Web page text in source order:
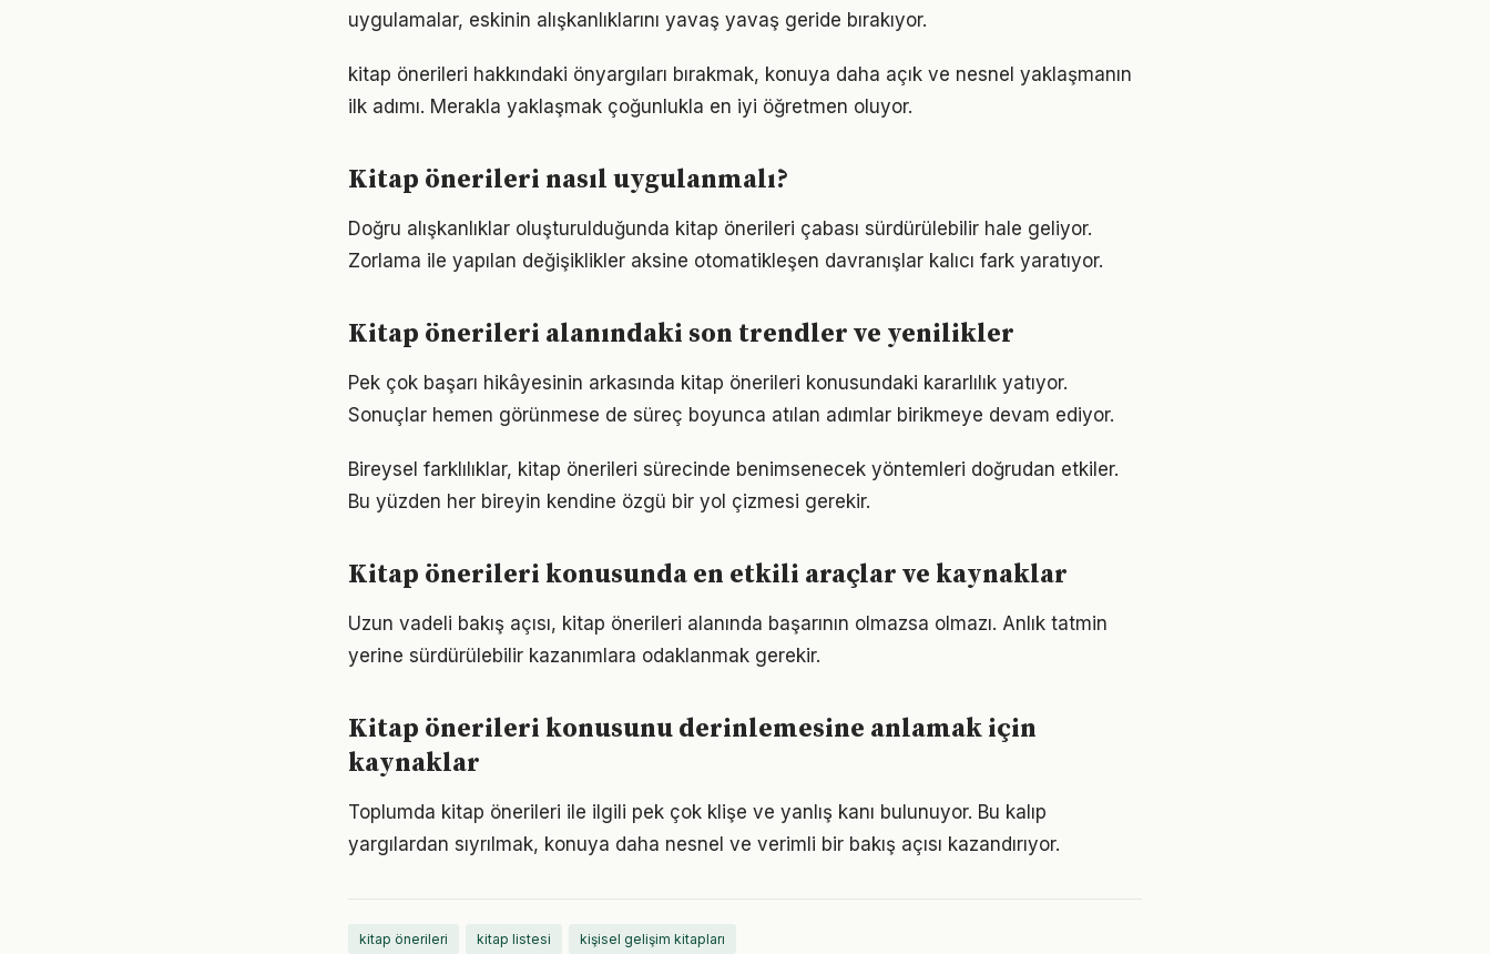
uygulamalar, eskinin alışkanlıklarını yavaş yavaş geride bırakıyor.
kitap önerileri hakkındaki önyargıları bırakmak, konuya daha açık ve nesnel yaklaşmanın
ilk adımı. Merakla yaklaşmak çoğunlukla en iyi öğretmen oluyor.
Kitap önerileri nasıl uygulanmalı?
Doğru alışkanlıklar oluşturulduğunda kitap önerileri çabası sürdürülebilir hale geliyor.
Zorlama ile yapılan değişiklikler aksine otomatikleşen davranışlar kalıcı fark yaratıyor.
Kitap önerileri alanındaki son trendler ve yenilikler
Pek çok başarı hikâyesinin arkasında kitap önerileri konusundaki kararlılık yatıyor.
Sonuçlar hemen görünmese de süreç boyunca atılan adımlar birikmeye devam ediyor.
Bireysel farklılıklar, kitap önerileri sürecinde benimsenecek yöntemleri doğrudan etkiler.
Bu yüzden her bireyin kendine özgü bir yol çizmesi gerekir.
Kitap önerileri konusunda en etkili araçlar ve kaynaklar
Uzun vadeli bakış açısı, kitap önerileri alanında başarının olmazsa olmazı. Anlık tatmin
yerine sürdürülebilir kazanımlara odaklanmak gerekir.
Kitap önerileri konusunu derinlemesine anlamak için
kaynaklar
Toplumda kitap önerileri ile ilgili pek çok klişe ve yanlış kanı bulunuyor. Bu kalıp
yargılardan sıyrılmak, konuya daha nesnel ve verimli bir bakış açısı kazandırıyor.
kitap önerileri kitap listesi kişisel gelişim kitapları